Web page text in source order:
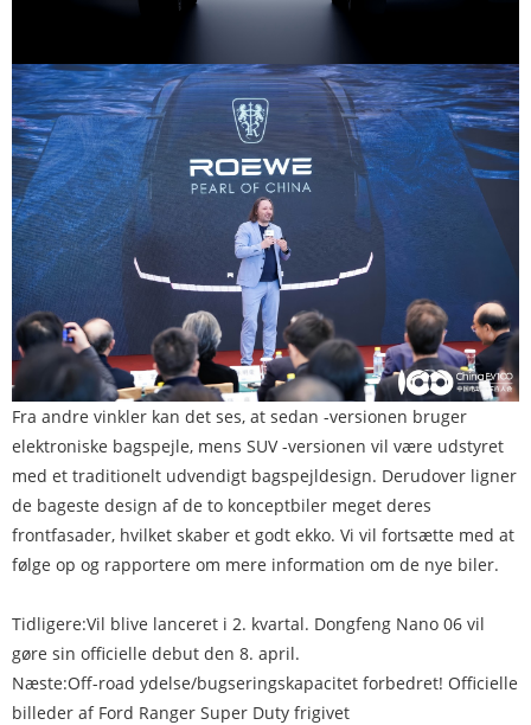
Fra andre vinkler kan det ses, at sedan -versionen bruger
elektroniske bagspejle, mens SUV -versionen vil være udstyret
med et traditionelt udvendigt bagspejldesign. Derudover ligner
de bageste design af de to konceptbiler meget deres
frontfasader, hvilket skaber et godt ekko. Vi vil fortsætte med at
følge op og rapportere om mere information om de nye biler.
Tidligere:Vil blive lanceret i 2. kvartal. Dongfeng Nano 06 vil
gøre sin officielle debut den 8. april.
Næste:Off-road ydelse/bugseringskapacitet forbedret! Officielle
billeder af Ford Ranger Super Duty frigivet